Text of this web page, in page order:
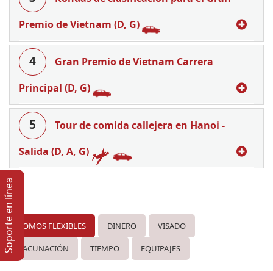
Premio de Vietnam (D, G)
4
Gran Premio de Vietnam Carrera
Principal (D, G)
5
Tour de comida callejera en Hanoi -
Salida (D, A, G)
SOMOS FLEXIBLES DINERO VISADO
VACUNACIÓN TIEMPO EQUIPAJES
Soporte en lí­nea